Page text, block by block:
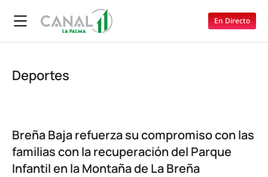
En Directo
Deportes
Breña Baja refuerza su compromiso con las
familias con la recuperación del Parque
Infantil en la Montaña de La Breña